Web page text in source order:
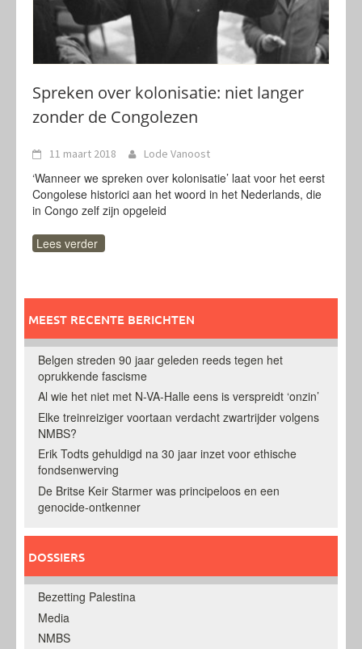
Spreken over kolonisatie: niet langer
zonder de Congolezen
11 maart 2018 Lode Vanoost
‘Wanneer we spreken over kolonisatie’ laat voor het eerst
Congolese historici aan het woord in het Nederlands, die
in Congo zelf zijn opgeleid
Lees verder
MEEST RECENTE BERICHTEN
Belgen streden 90 jaar geleden reeds tegen het
oprukkende fascisme
Al wie het niet met N-VA-Halle eens is verspreidt ‘onzin’
Elke treinreiziger voortaan verdacht zwartrijder volgens
NMBS?
Erik Todts gehuldigd na 30 jaar inzet voor ethische
fondsenwerving
De Britse Keir Starmer was principeloos en een
genocide-ontkenner
DOSSIERS
Bezetting Palestina
Media
NMBS